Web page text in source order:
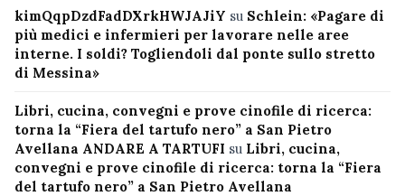
kimQqpDzdFadDXrkHWJAJiY su Schlein: «Pagare di
più medici e infermieri per lavorare nelle aree
interne. I soldi? Togliendoli dal ponte sullo stretto
di Messina»
Libri, cucina, convegni e prove cinofile di ricerca:
torna la “Fiera del tartufo nero” a San Pietro
Avellana ANDARE A TARTUFI su Libri, cucina,
convegni e prove cinofile di ricerca: torna la “Fiera
del tartufo nero” a San Pietro Avellana